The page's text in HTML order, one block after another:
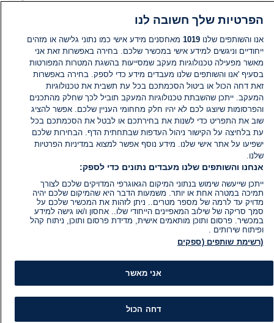
מידע
הוועד המנהל של i24NEWS
הפרטיות שלך חשובה לנו
אנו והשותפים שלנו1019 מאחסנים מידע אישי כמו נתוני גלישה או מזהים
ייחודיים וניגשים למידע אישי במכשיר שלכם. בחירה באפשרות זאת אני
מאשר מפעילה טכנולוגיות מעקב שמסייעות בהשגת המטרות המפורטות
בסעיף 'אנו והשותפים שלנו מעבדים מידע כדי לספק. בחירה באפשרות
זאת דחה הכול או ביטול הסכמתכם בכל עת תשבית את טכנולוגיות
המעקב. ייתכן שהשבתת טכנולוגיות המעקב תוביל לכך שחלק מהתכנים
והפרסומות שיוצגו לכם לא יהיו חלק מחחומי העניין שלכם. אפשר להציג
שוב את התפריט כדי לשנות את בחירתכם או לבטל את הסכמתכם בכל
עת בלחיצה על הקישור ניהול העדפות שבתחתית הדף. הבחירות שלכם
ישפיעו על אתר אישי שלנו. מידע נוסף אפשר למצוא במדיניות הפרטיות
שלנו.
אנחנו והשותפים שלנו מעבדים נתונים כדי לספק:
ייתכן שייעשה שימוש בנתוני המיקום הגאוגרפי המדויקים שלכם לצורך
תמיכה במטרה אחת או יותר. משמעות הדבר היא שהמיקום שלכם יהיה
מדויק עד לרמה של מספר מטרים.. ניתן לזהות את המכשיר שלכם על
סמך סריקה של שילוב המאפיינים הייחודי שלו.. אחסון ו/או גישה למידע
במכשיר. פרסום ותוכן מותאמים אישית, מדידת פרסום ותוכן, ניתוח קהל
ופיתוח שירותים .
(רשימת שותפים (ספקים
אני מאשר
דחה הכול